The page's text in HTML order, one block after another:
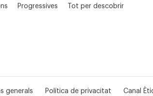
Progressives Tot per descobrir
generals Política de privacitat Canal